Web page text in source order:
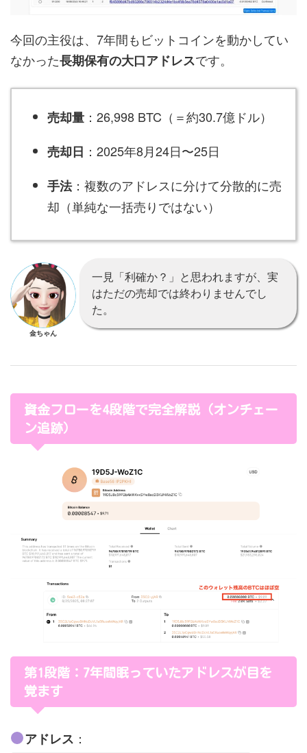
今回の主役は、7年間もビットコインを動かしてい
なかった長期保有の大口アドレスです。
売却量 ：26,998 BTC（＝約30.7億ドル）
売却日 ：2025年8月24日〜25日
手法：複数のアドレスに分けて分散的に売
却（単純な一括売りではない）
金ちゃん
一見「利確か？」と思われますが、実
はただの売却では終わりませんでし
た。
資金フローを4段階で完全解説（オンチェー
ン追跡）
第1段階：7年間眠っていたアドレスが目を
覚ます
アドレス ：